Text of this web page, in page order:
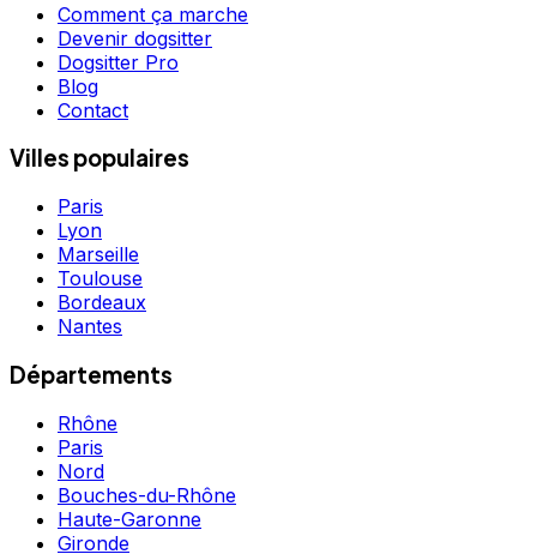
Comment ça marche
Devenir dogsitter
Dogsitter Pro
Blog
Contact
Villes populaires
Paris
Lyon
Marseille
Toulouse
Bordeaux
Nantes
Départements
Rhône
Paris
Nord
Bouches-du-Rhône
Haute-Garonne
Gironde